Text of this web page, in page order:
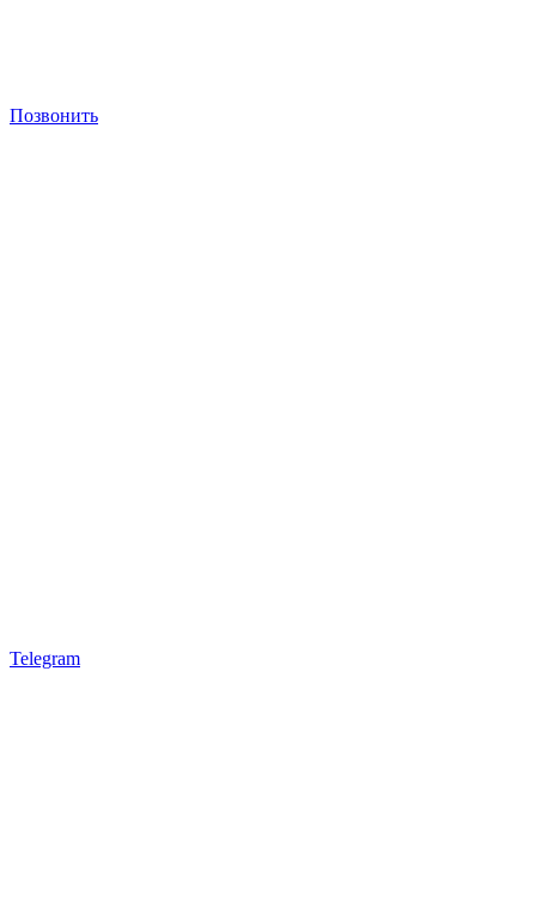
Позвонить
Telegram